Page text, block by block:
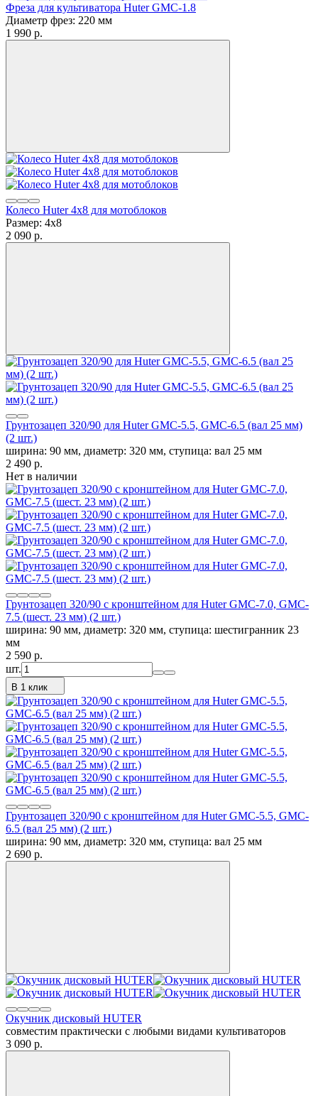
Фреза для культиватора Huter GMC-1.8
Диаметр фрез: 220 мм
1 990 p.
Колесо Huter 4х8 для мотоблоков
Размер: 4х8
2 090 p.
Грунтозацеп 320/90 для Huter GMC-5.5, GMC-6.5 (вал 25 мм)
(2 шт.)
ширина: 90 мм, диаметр: 320 мм, ступица: вал 25 мм
2 490 p.
Нет в наличии
Грунтозацеп 320/90 с кронштейном для Huter GMC-7.0, GMC-
7.5 (шест. 23 мм) (2 шт.)
ширина: 90 мм, диаметр: 320 мм, ступица: шестигранник 23
мм
2 590 p.
шт.
В 1 клик
Грунтозацеп 320/90 с кронштейном для Huter GMC-5.5, GMC-
6.5 (вал 25 мм) (2 шт.)
ширина: 90 мм, диаметр: 320 мм, ступица: вал 25 мм
2 690 p.
Окучник дисковый HUTER
совместим практически с любыми видами культиваторов
3 090 p.